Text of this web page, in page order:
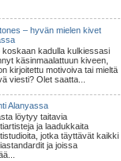
– hyvän mielen kivet
koskaan kadulla kulkiessasi
käsinmaalattuun kiveen,
kirjoitettu motivoiva tai mieltä
viesti? Olet saatta...
Alanyassa
löytyy taitavia
ja laadukkaita
jotka täyttävät kaikki
ja joissa